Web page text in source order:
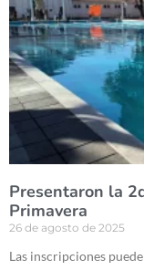
Presentaron la
Primavera
26 de agosto de 2025
Las inscripciones